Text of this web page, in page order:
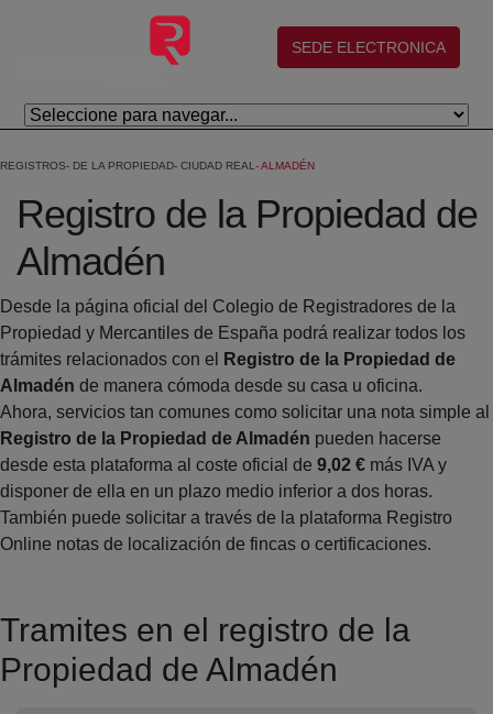
Eduki nagusira joan
(abre en nueva ventana)
SEDE ELECTRONICA
REGISTROS DE LA PROPIEDAD CIUDAD REAL ALMADÉN
Registro de la Propiedad de
Almadén
Desde la página oficial del Colegio de Registradores de la
Propiedad y Mercantiles de España podrá realizar todos los
trámites relacionados con el
Registro de la Propiedad de
Almadén de manera cómoda desde su casa u oficina.
Ahora, servicios tan comunes como solicitar una nota simple al
Registro de la Propiedad de Almadén pueden hacerse
desde esta plataforma al coste oficial de 9,02 € más IVA y
disponer de ella en un plazo medio inferior a dos horas.
También puede solicitar a través de la plataforma Registro
Online notas de localización de fincas o certificaciones.
Tramites en el registro de la
Propiedad de Almadén